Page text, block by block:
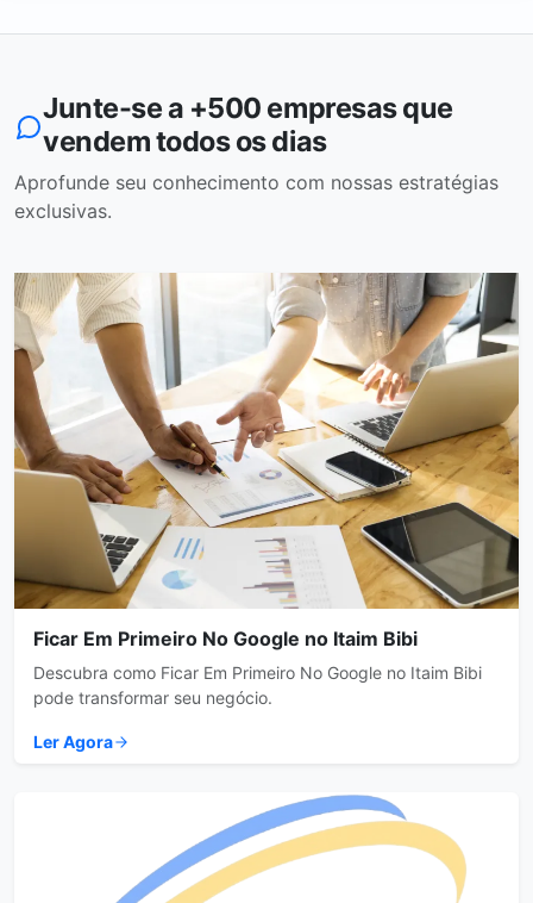
Junte-se a +500 empresas que
vendem todos os dias
Aprofunde seu conhecimento com nossas estratégias
exclusivas.
Ficar Em Primeiro No Google no Itaim Bibi
Descubra como Ficar Em Primeiro No Google no Itaim Bibi
pode transformar seu negócio.
Ler Agora